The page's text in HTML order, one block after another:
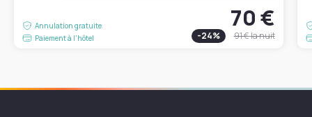
Annulation gratuite
Paiement à l'hôtel
70 €
-24% 91 €la nuit